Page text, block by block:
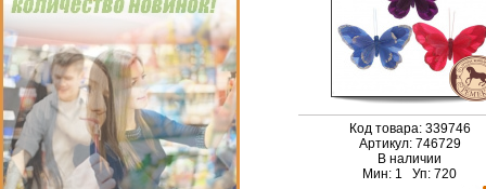
Код товара: 339746
Артикул: 746729
В наличии
Мин: 1 Уп: 720